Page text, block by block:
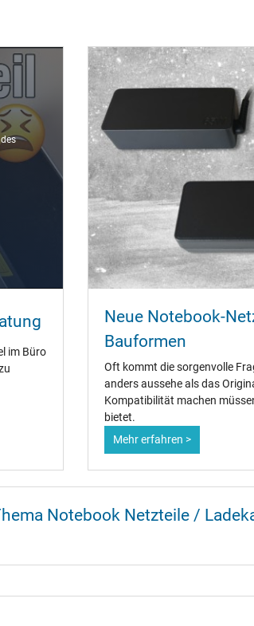
11,0 mm
5,5 mm / 2,5 mm
Nein
2.25 m
75 mm / 28 mm / 75 mm
Ja
CE
EAC
IRAM
PSE
SEC
Singapore Safety Mark
TÜV Argentina Certificado
TÜV Geprüfte Sicherheit
Netzteil
im Büro
Neue Notebook-
Bauformen
Oft kommt die sorgenvolle
anders aussehe als das
Kompatibilität machen
bietet.
Mehr erfahren >
Notebook Netzteile /